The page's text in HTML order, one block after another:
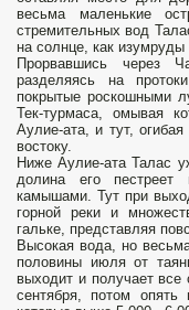
весьма маленькие
стремительных вод
на солнце, как
Прорвавшись через
разделяясь на
покрытые роскошными
Тек-турмаса, омывая
Аулие-ата, и тут,
востоку.
Ниже Аулие-ата Талас
долина его
камышами. Тут при
горной реки и
гальке, представляя
Высокая вода, но
половины июля от
выходит и получает все
сентября, потом